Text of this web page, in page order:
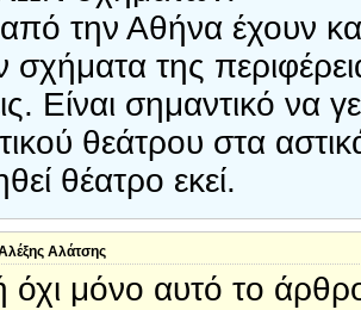
την Αθήνα έχουν
της
Είναι σημαντικό να
θεάτρου στα
θέατρο εκεί.
Αλάτσης
μόνο αυτό το